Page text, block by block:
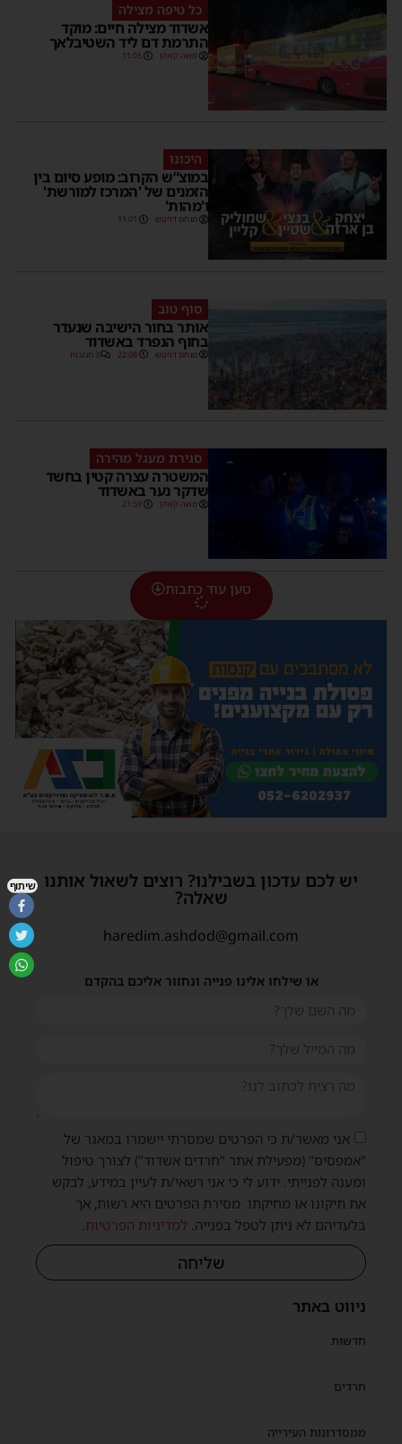
כל טיפה מצילה
אשדוד מצילה חיים: מוקד
התרמת דם ליד השטיבלאך
משה קאהן 11:05
היכונו
במוצ”ש הקרוב: מופע סיום בין
הזמנים של 'המרכז למורשת'
ו'מהות'
מנחם דויטש 11:01
סוף טוב
אותר בחור הישיבה שנעדר
בחוף הנפרד באשדוד
מנחם דויטש 22:08 3 תגובות
סגירת מעגל מהירה
המשטרה עצרה קטין בחשד
שדקר נער באשדוד
משה קאהן 21:59
טען עוד כתבות
ניווט באתר
חדשות
חרדים
ממסדרונות העירייה
יש לכם עדכון בשבילנו? רוצים לשאול אותנו
שאלה?
haredim.ashdod@gmail.com
או שילחו אלינו פנייה ונחזור אליכם בהקדם
אני מאשר/ת כי הפרטים שמסרתי יישמרו במאגר של
"אמפסיס" (מפעילת אתר "חרדים אשדוד") לצורך טיפול
ומענה לפנייתי. ידוע לי כי אני רשאי/ת לעיין במידע, לבקש
את תיקונו או מחיקתו. מסירת הפרטים היא רשות, אך
בלעדיהם לא ניתן לטפל בפנייה. למדיניות הפרטיות
שליחה
שיתוף